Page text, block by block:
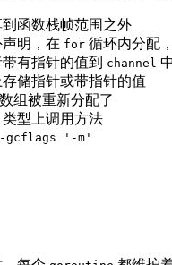
函数栈帧范围之外
明，在 for 循环内分配
有指针的值到 channel 中
储指针或带指针的值
组被重新分配了
类型上调用方法
gcflags '-m'